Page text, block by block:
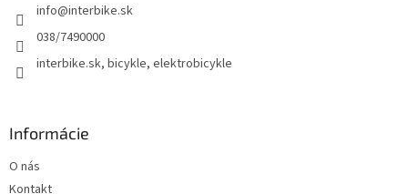
info@interbike.sk
038/7490000
interbike.sk, bicykle, elektrobicykle
Informácie
O nás
Kontakt